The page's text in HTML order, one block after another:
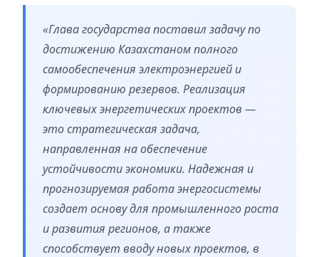
«Глава государства поставил задачу по
достижению Казахстаном полного
самообеспечения электроэнергией и
формированию резервов. Реализация
ключевых энергетических проектов —
это стратегическая задача,
направленная на обеспечение
устойчивости экономики. Надежная и
прогнозируемая работа энергосистемы
создает основу для промышленного роста
и развития регионов, а также
способствует вводу новых проектов, в